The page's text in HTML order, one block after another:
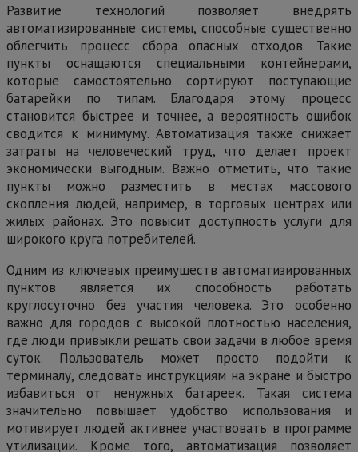
Развитие технологий позволяет внедрять
автоматизированные системы, способные существенно
облегчить процесс сбора опасных отходов. Такие
пункты оснащаются специальными контейнерами,
которые самостоятельно сортируют поступающие
батарейки по типам. Благодаря этому процесс
становится быстрее и точнее, а вероятность ошибок
сводится к минимуму. Автоматизация также снижает
затраты на человеческий труд, что делает проект
экономически выгодным. Важно отметить, что такие
пункты можно разместить в местах массового
скопления людей, например, в торговых центрах или
жилых районах. Это повысит доступность услуги для
широкого круга потребителей.
Одним из ключевых преимуществ автоматизированных
пунктов является их способность работать
круглосуточно без участия человека. Это особенно
важно для городов с высокой плотностью населения,
где люди привыкли решать свои задачи в любое время
суток. Пользователь может просто подойти к
терминалу, следовать инструкциям на экране и быстро
избавиться от ненужных батареек. Такая система
значительно повышает удобство использования и
мотивирует людей активнее участвовать в программе
утилизации. Кроме того, автоматизация позволяет